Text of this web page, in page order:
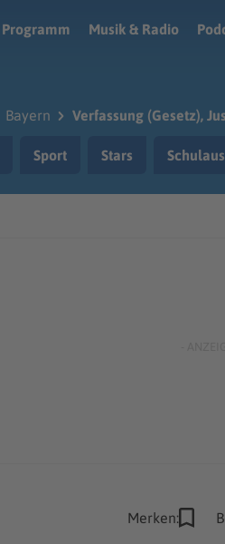
Programm
Musik & Radio
Bayern Verfassung (Gesetz),
Sport Stars
Merken: